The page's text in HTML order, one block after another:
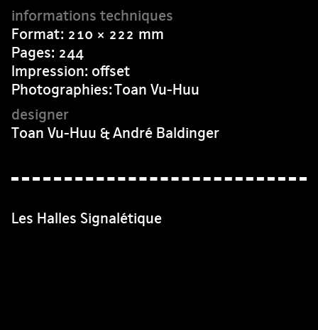
Format: 210 × 222 mm
Pages: 244
Impression: offset
Photographies: Toan Vu-Huu
Toan Vu-Huu & André Baldinger
Les Halles Signalétique